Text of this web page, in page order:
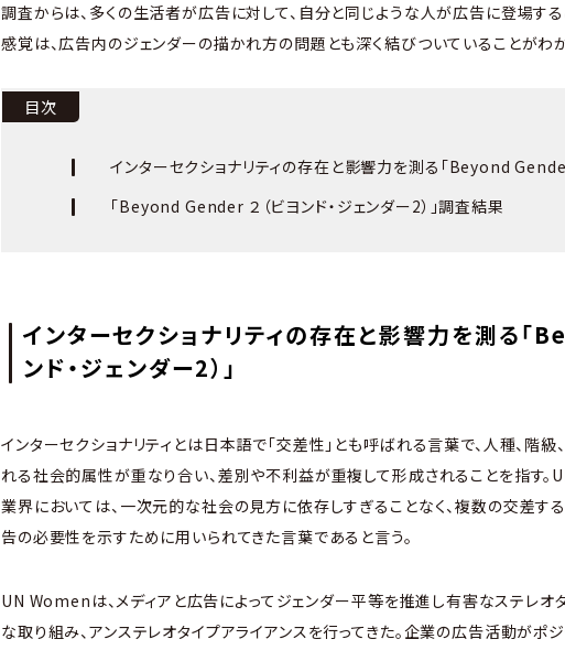
調査からは、多くの生活者が広告に対して、自分と同じような人が広告に登場す
感覚は、広告内のジェンダーの描かれ方の問題とも深く結びついていることがわか
目次
インターセクショナリティの存在と影響力を測る「Beyond Gender
「Beyond Gender ２（ビヨンド・ジェンダー2）」調査結果
インターセクショナリティの存在と影響力を測る「
ンド・ジェンダー2）」
インターセクショナリティとは日本語で「交差性」とも呼ばれる言葉で、人種、階
れる社会的属性が重なり合い、差別や不利益が重複して形成されることを指す
業界においては、一次元的な社会の見方に依存しすぎることなく、複数の交差す
告の必要性を示すために用いられてきた言葉であると言う。
UN Womenは、メディアと広告によってジェンダー平等を推進し有害なステレオ
な取り組み、アンステレオタイプアライアンスを行ってきた。企業の広告活動がポ